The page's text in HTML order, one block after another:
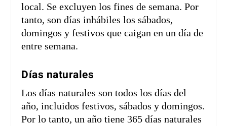
local. Se excluyen los fines de semana. Por
tanto, son días inhábiles los sábados,
domingos y festivos que caigan en un día de
entre semana.
Días naturales
Los días naturales son todos los días del
año, incluidos festivos, sábados y domingos.
Por lo tanto, un año tiene 365 días naturales